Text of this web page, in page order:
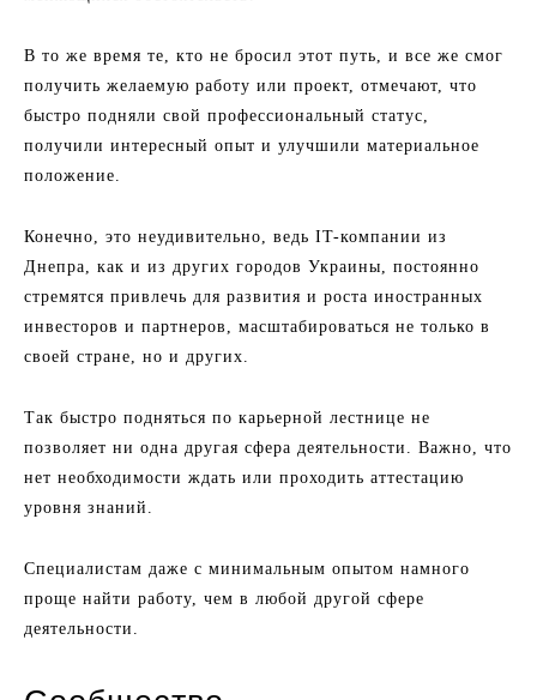
В то же время те, кто не бросил этот путь, и все же смог
получить желаемую работу или проект, отмечают, что
быстро подняли свой профессиональный статус,
получили интересный опыт и улучшили материальное
положение.
Конечно, это неудивительно, ведь IT-компании из
Днепра, как и из других городов Украины, постоянно
стремятся привлечь для развития и роста иностранных
инвесторов и партнеров, масштабироваться не только в
своей стране, но и других.
Так быстро подняться по карьерной лестнице не
позволяет ни одна другая сфера деятельности. Важно, что
нет необходимости ждать или проходить аттестацию
уровня знаний.
Специалистам даже с минимальным опытом намного
проще найти работу, чем в любой другой сфере
деятельности.